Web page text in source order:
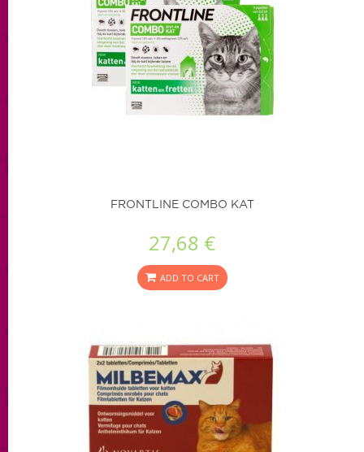
FRONTLINE COMBO KAT
27,68 €
ADD TO CART